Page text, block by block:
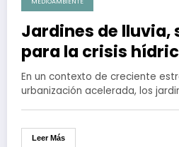
Jardines de lluvia,
para la crisis
En un contexto de creciente
urbanización acelerada, los
Leer Más